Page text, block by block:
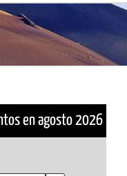
en agosto 2026